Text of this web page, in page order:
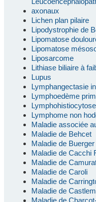
axonaux
Lichen plan pilaire
Lipodystrophie de
Lipomatose
Lipomatose
Liposarcome
Lithiase biliaire à
Lupus
Lymphangectasie
Lymphoedème
Lymphome non
Maladie associée
Maladie de Behcet
Maladie de Buerger
Maladie de Cacchi
Maladie de
Maladie de Caroli
Maladie de
Maladie de
Maladie de